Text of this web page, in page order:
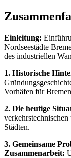
Einleitung:
Nordseestädte
des industriellen
1. Historische
Vorhäfen für
2. Die heutige
Städten.
3. Gemeinsame
Zusammenarbeit: